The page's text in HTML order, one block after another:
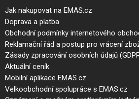
Jak nakupovat na EMAS.cz
Doprava a platba
Obchodní podmínky internetového
Reklamační řád a postup pro vrácení
Zásady zpracování osobních údajů
Aktuální ceník
Mobilní aplikace EMAS.cz
Velkoobchodní spolupráce s EMAS.cz